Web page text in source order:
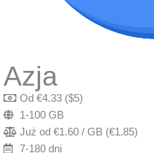
Azja
Od €4.33 ($5)
1-100 GB
Już od €1.60 / GB (€1.85)
7-180 dni